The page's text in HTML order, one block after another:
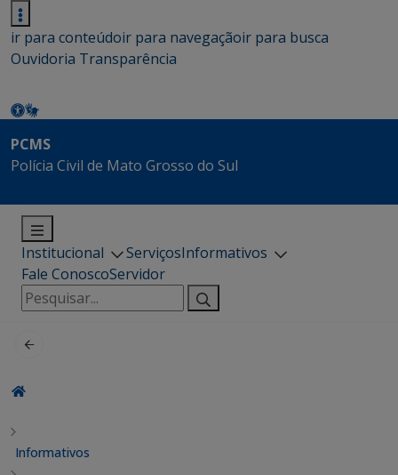
ir para conteúdoir para navegaçãoir para busca
Ouvidoria Transparência
PCMS
Polícia Civil de Mato Grosso do Sul
Institucional ServiçosInformativos
Fale ConoscoServidor
Pesquisar
por:
Informativos